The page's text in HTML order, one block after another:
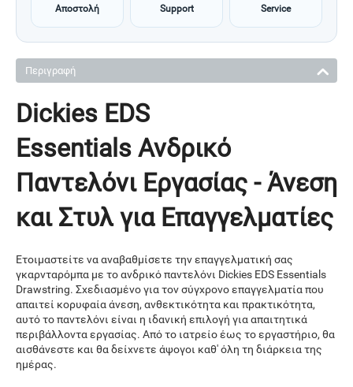
Αποστολή Support Service
Περιγραφή
Dickies EDS
Essentials Ανδρικό
Παντελόνι Εργασίας - Άνεση
και Στυλ για Επαγγελματίες
Ετοιμαστείτε να αναβαθμίσετε την επαγγελματική σας
γκαρνταρόμπα με το ανδρικό παντελόνι Dickies EDS Essentials
Drawstring. Σχεδιασμένο για τον σύγχρονο επαγγελματία που
απαιτεί κορυφαία άνεση, ανθεκτικότητα και πρακτικότητα,
αυτό το παντελόνι είναι η ιδανική επιλογή για απαιτητικά
περιβάλλοντα εργασίας. Από το ιατρείο έως το εργαστήριο, θα
αισθάνεστε και θα δείχνετε άψογοι καθ' όλη τη διάρκεια της
ημέρας.